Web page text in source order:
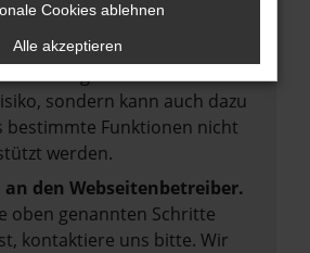
auf dem neuesten Stand
birgt nicht nur ein
sondern kann auch dazu
bestimmte Funktionen nicht
werden.
an den Webseitenbetreiber.
oben genannten Schritte
kontaktiere uns bitte. Wir
Cookies ablehnen
Alle akzeptieren